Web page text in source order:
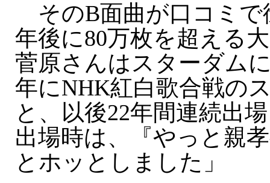
そのB面曲が口コミで
年後に80万枚を超える
菅原さんはスターダム
年にNHK紅白歌合戦の
と、以後22年間連続出
出場時は、『やっと親
とホッとしました」